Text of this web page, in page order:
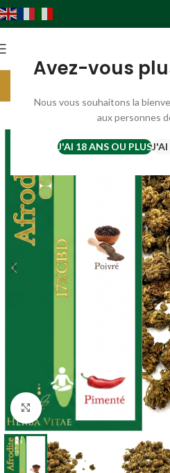
Avez-vous
Nous vous souhaitons la
aux personnes
J'AI 18 ANS OU PLUSJ'AI
Livraison gratuite France à partir
Agrandir